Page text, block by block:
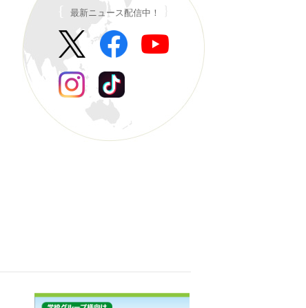
最新ニュース配信中！